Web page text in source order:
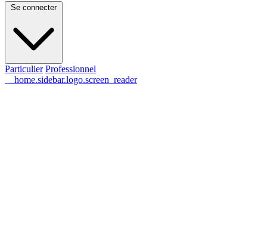
Se connecter
Particulier Professionnel
__home.sidebar.logo.screen_reader